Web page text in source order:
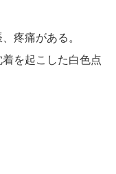
疼痛がある。
を起こした白色点